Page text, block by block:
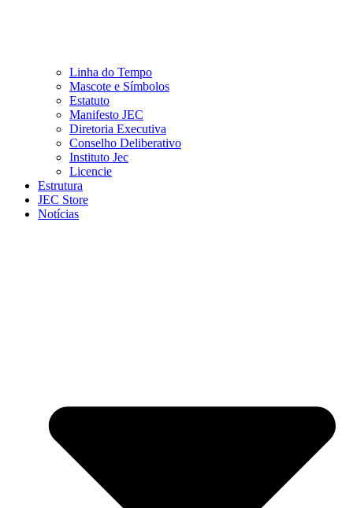
Linha do Tempo
Mascote e Símbolos
Estatuto
Manifesto JEC
Diretoria Executiva
Conselho Deliberativo
Instituto Jec
Licencie
Estrutura
JEC Store
Notícias